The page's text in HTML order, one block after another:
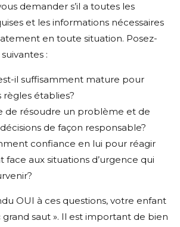
demander s’il a toutes les
et les informations nécessaires
en toute situation. Posez-
:
il suffisamment mature pour
établies?
de résoudre un problème et de
de façon responsable?
confiance en lui pour réagir
aux situations d’urgence qui
OUI à ces questions, votre enfant
grand saut ». Il est important de bien